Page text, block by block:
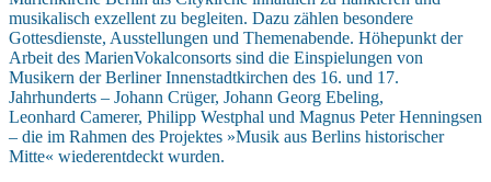
musikalisch exzellent zu begleiten. Dazu zählen besondere
Gottesdienste, Ausstellungen und Themenabende. Höhepunkt der
Arbeit des MarienVokalconsorts sind die Einspielungen von
Musikern der Berliner Innenstadtkirchen des 16. und 17.
Jahrhunderts – Johann Crüger, Johann Georg Ebeling,
Leonhard Camerer, Philipp Westphal und Magnus Peter Henningsen
– die im Rahmen des Projektes »Musik aus Berlins historischer
Mitte« wiederentdeckt wurden.